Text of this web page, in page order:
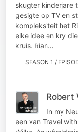
skugter kinderjare
gesigte op TV en
kompleksiteit het
elke idee en kry
kruis. Rian…
SEASON 1 /
Robert
In my
een van Travel